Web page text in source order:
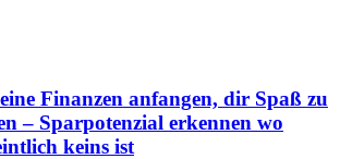
Finanzen anfangen, dir Spaß zu
– Sparpotenzial erkennen wo
keins ist